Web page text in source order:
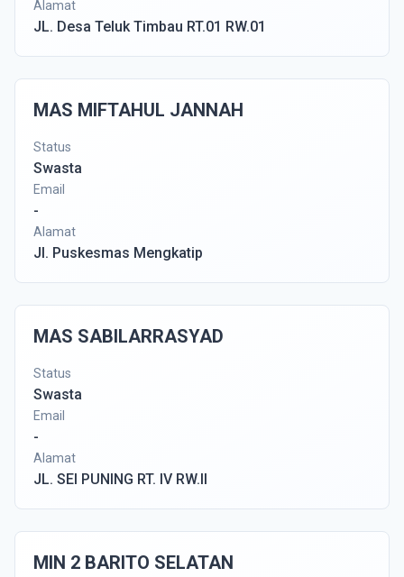
Alamat
JL. Desa Teluk Timbau RT.01 RW.01
MAS MIFTAHUL JANNAH
Status
Swasta
Email
-
Alamat
Jl. Puskesmas Mengkatip
MAS SABILARRASYAD
Status
Swasta
Email
-
Alamat
JL. SEI PUNING RT. IV RW.II
MIN 2 BARITO SELATAN